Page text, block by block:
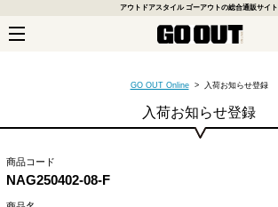
アウトドアスタイル ゴーアウトの総合通販サイト
GO OUT Online> 入荷お知らせ登録
入荷お知らせ登録
商品コード
NAG250402-08-F